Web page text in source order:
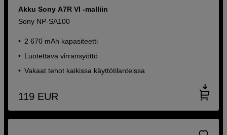
Akku Sony A7R VI -malliin
Sony NP-SA100
2 670 mAh kapasiteetti
Luotettava virransyöttö
Vakaat tehot kaikissa käyttötilanteissa
119 EUR